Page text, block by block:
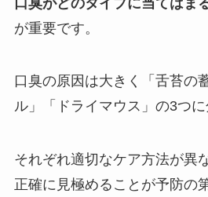
が重要です。
口臭の原因は大きく「舌苔の
ル」「ドライマウス」の3つに
それぞれ適切なケア方法が異
正確に見極めることが予防の